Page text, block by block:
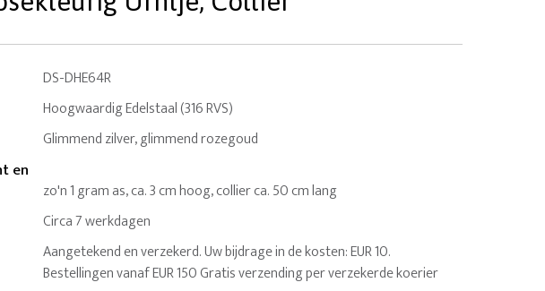
DS-DHE64R
Hoogwaardig Edelstaal (316 RVS)
Glimmend zilver, glimmend rozegoud
en
zo'n 1 gram as, ca. 3 cm hoog, collier ca. 50 cm lang
Circa 7 werkdagen
Aangetekend en verzekerd. Uw bijdrage in de kosten: EUR 10.
Bestellingen vanaf EUR 150 Gratis verzending per verzekerde koerier